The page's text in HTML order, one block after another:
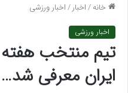
خانه/اخبار/اخبار ورزشی
اخبار ورزشی
ایران معرفی شد…